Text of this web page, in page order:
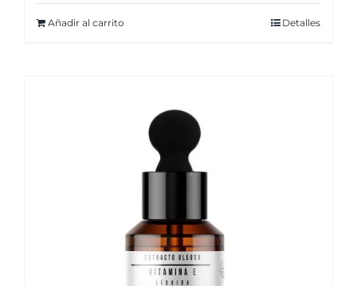
Añadir al carrito Detalles